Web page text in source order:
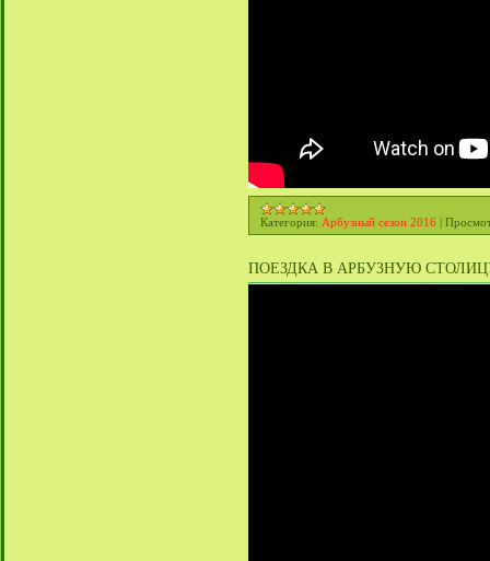
Категория: Арбузный сезон 2016 |
ПОЕЗДКА В АРБУЗНУЮ СТОЛИЦУ